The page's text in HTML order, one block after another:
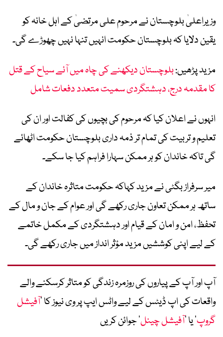
وزیراعلیٰ بلوچستان نے مرحوم علی مرتضیٰ کے اہل خانہ کو
یقین دلایا کہ بلوچستان حکومت انہیں تنہا نہیں چھوڑے گی۔
مزید پڑھیں:بلوچستان دیکھنے کی چاہ میں آئے سیاح کے قتل
کا مقدمہ درج، دہشتگردی سمیت متعدد دفعات شامل
انہوں نے اعلان کیا کہ مرحوم کی بچیوں کی کفالت اور ان کی
تعلیم و تربیت کی تمام تر ذمہ داری بلوچستان حکومت اٹھائے
گی تاکہ خاندان کو ہر ممکن سہارا فراہم کیا جا سکے۔
میر سرفراز بگٹی نے مزید کہاکہ حکومت متاثرہ خاندان کے
ساتھ ہر ممکن تعاون جاری رکھے گی اور عوام کے جان و مال کے
تحفظ، امن و امان کے قیام اور دہشتگردی کے مکمل خاتمے
کے لیے اپنی کوششیں مزید مؤثر انداز میں جاری رکھے گی۔
آپ اور آپ کے پیاروں کی روزمرہ زندگی کو متاثر کرسکنے والے
واقعات کی اپ ڈیٹس کے لیے واٹس ایپ پر وی نیوز کا ’آفیشل
گروپ‘ یا ’آفیشل چینل‘ جوائن کریں